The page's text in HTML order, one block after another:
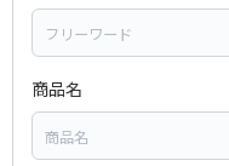
商品名